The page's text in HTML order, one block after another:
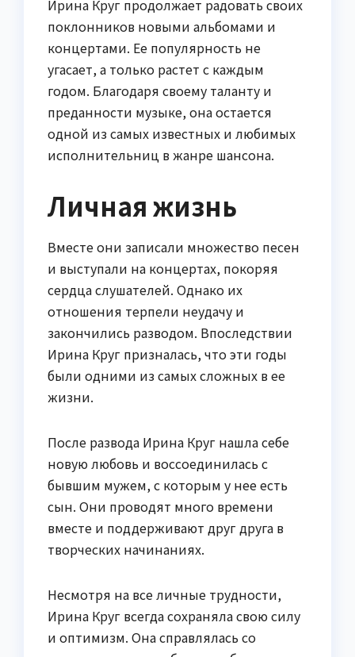
Ирина Круг продолжает радовать своих
поклонников новыми альбомами и
концертами. Ее популярность не
угасает, а только растет с каждым
годом. Благодаря своему таланту и
преданности музыке, она остается
одной из самых известных и любимых
исполнительниц в жанре шансона.
Личная жизнь
Вместе они записали множество песен
и выступали на концертах, покоряя
сердца слушателей. Однако их
отношения терпели неудачу и
закончились разводом. Впоследствии
Ирина Круг призналась, что эти годы
были одними из самых сложных в ее
жизни.
После развода Ирина Круг нашла себе
новую любовь и воссоединилась с
бывшим мужем, с которым у нее есть
сын. Они проводят много времени
вместе и поддерживают друг друга в
творческих начинаниях.
Несмотря на все личные трудности,
Ирина Круг всегда сохраняла свою силу
и оптимизм. Она справлялась со